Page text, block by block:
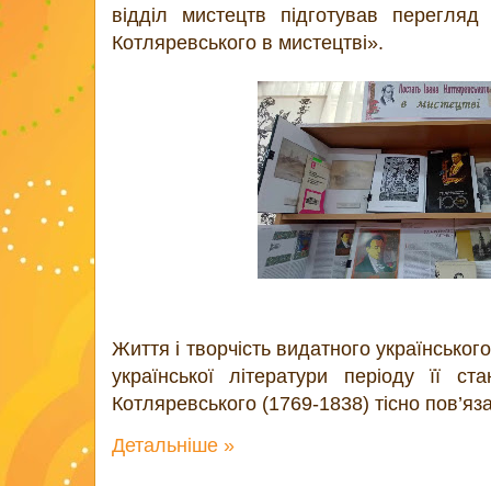
відділ мистецтв підготував
Котляревського в мистецтві».
Життя і творчість видатного
української літератури періоду її
Котляревського (1769-1838) тісно
Детальніше »